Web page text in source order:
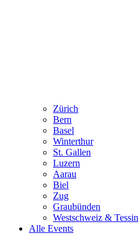
Zürich
Bern
Basel
Winterthur
St. Gallen
Luzern
Aarau
Biel
Zug
Graubünden
Westschweiz & Tessin
Alle Events